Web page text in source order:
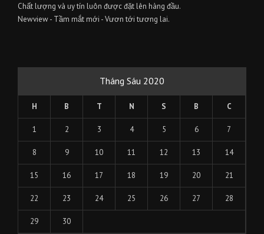
Chất lượng và uy tín luôn được đặt lên hàng đầu.
Newview - Tầm mắt mới - Vươn tới tương lai.
Tháng Sáu 2020
H B T N S B C
1 2 3 4 5 6 7
8 9 10 11 12 13 14
15 16 17 18 19 20 21
22 23 24 25 26 27 28
29 30